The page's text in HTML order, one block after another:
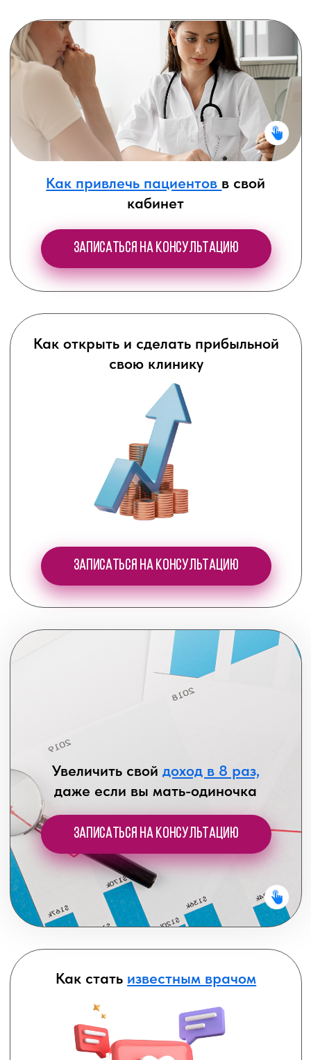
Как создать онлайн школу
от 300 000
рублей в месяц
Записаться на консультацию
Как привлечь пациентов и
раскрутить личный бренд
без вложений
Получить онлайн консультацию
Наша миссия
Создать в России сообщество
врачей-
миллионеров, которые ежедневно спасая
себе и своим семьям
жизни